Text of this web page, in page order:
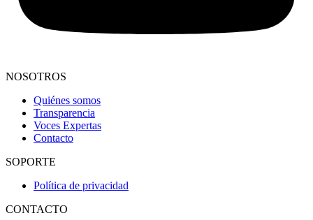
NOSOTROS
Quiénes somos
Transparencia
Voces Expertas
Contacto
SOPORTE
Política de privacidad
CONTACTO